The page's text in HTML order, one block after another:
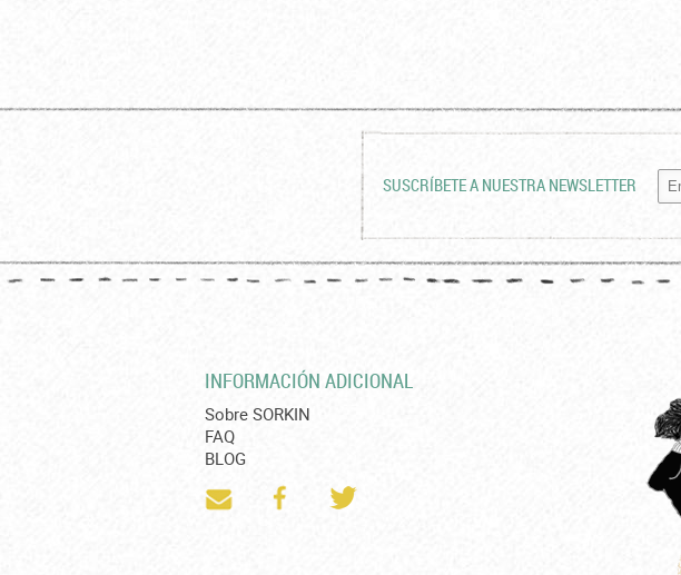
SUSCRÍBETE A NUESTRA NEWSLETTER
INFORMACIÓN ADICIONAL
Sobre SORKIN
FAQ
BLOG